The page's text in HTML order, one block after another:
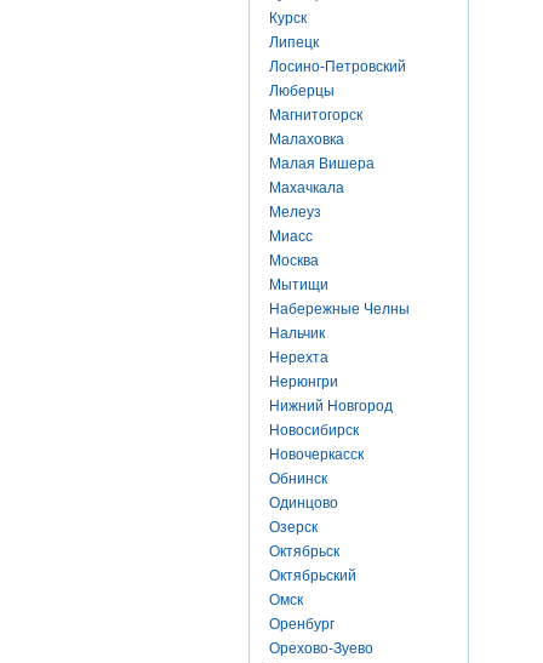
Курск
Липецк
Лосино-Петровский
Люберцы
Магнитогорск
Малаховка
Малая Вишера
Махачкала
Мелеуз
Миасс
Москва
Мытищи
Набережные Челны
Нальчик
Нерехта
Нерюнгри
Нижний Новгород
Новосибирск
Новочеркасск
Обнинск
Одинцово
Озерск
Октябрьск
Октябрьский
Омск
Оренбург
Орехово-Зуево